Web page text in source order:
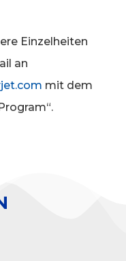
Einzelheiten
an
mit dem